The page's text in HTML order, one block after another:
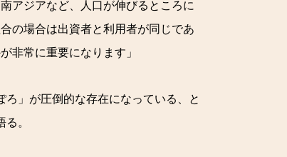
アジアなど、人口が伸びるところに
の場合は出資者と利用者が同じであ
非常に重要になります」
」が圧倒的な存在になっている、と
。